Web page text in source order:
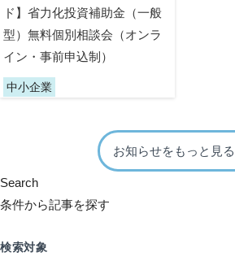
ド】省力化投資補助金（一般
型）無料個別相談会（オンラ
イン・事前申込制）
中小企業
お知らせをもっと見る
Search
条件から記事を探す
検索対象